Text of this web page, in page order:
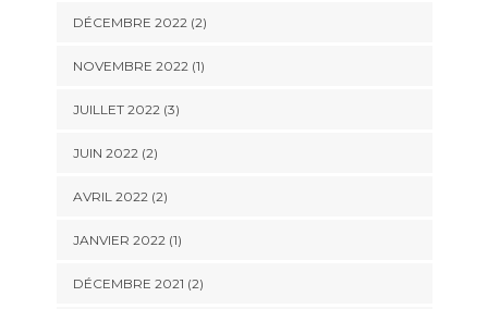
DÉCEMBRE 2022(2)
NOVEMBRE 2022(1)
JUILLET 2022(3)
JUIN 2022(2)
AVRIL 2022(2)
JANVIER 2022(1)
DÉCEMBRE 2021 (2)